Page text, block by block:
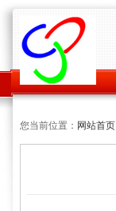
您当前位置： 网站首页